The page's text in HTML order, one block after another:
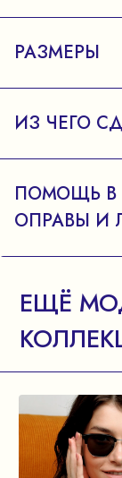
РАЗМЕРЫ
ИЗ ЧЕГО
ПОМОЩЬ В
ОПРАВЫ И
ЕЩЁ